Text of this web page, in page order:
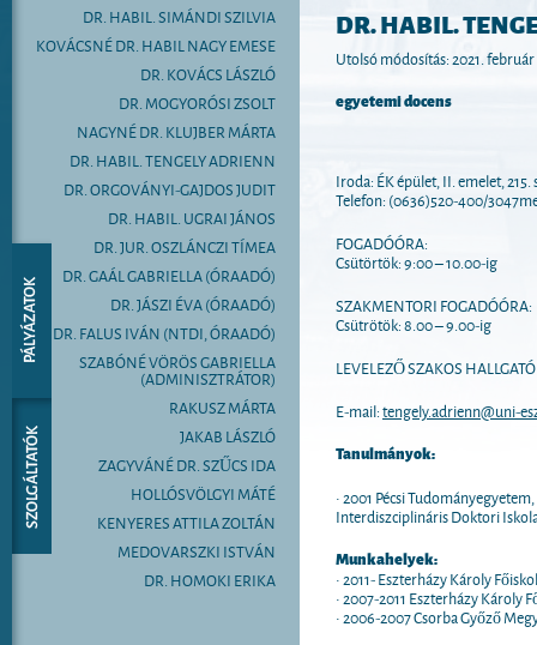
DR. HABIL. SIMÁNDI SZILVIA
KOVÁCSNÉ DR. HABIL NAGY EMESE
DR. KOVÁCS LÁSZLÓ
DR. MOGYORÓSI ZSOLT
NAGYNÉ DR. KLUJBER MÁRTA
DR. HABIL. TENGELY ADRIENN
DR. ORGOVÁNYI-GAJDOS JUDIT
DR. HABIL. UGRAI JÁNOS
DR. JUR. OSZLÁNCZI TÍMEA
DR. GAÁL GABRIELLA (ÓRAADÓ)
DR. JÁSZI ÉVA (ÓRAADÓ)
DR. FALUS IVÁN (NTDI, ÓRAADÓ)
SZABÓNÉ VÖRÖS GABRIELLA
(ADMINISZTRÁTOR)
RAKUSZ MÁRTA
JAKAB LÁSZLÓ
ZAGYVÁNÉ DR. SZŰCS IDA
HOLLÓSVÖLGYI MÁTÉ
KENYERES ATTILA ZOLTÁN
MEDOVARSZKI ISTVÁN
DR. HOMOKI ERIKA
DR. HABIL.
Utolsó módosítás: 2021.
egyetemi docens
Iroda: ÉK épület, II. emelet, 215.
Telefon: (0636)520-400/
FOGADÓÓRA:
Csütörtök: 9:00 – 10.00-ig
SZAKMENTORI FOGADÓÓRA:
Csütrötök: 8.00 – 9.00-ig
LEVELEZŐ SZAKOS
E-mail:tengely.adrienn@uni-
Tanulmányok:
• 2001 Pécsi
Interdiszciplináris Doktori
Munkahelyek:
• 2011- Eszterházy Károly
• 2007-2011 Eszterházy Károly
• 2006-2007 Csorba Győző